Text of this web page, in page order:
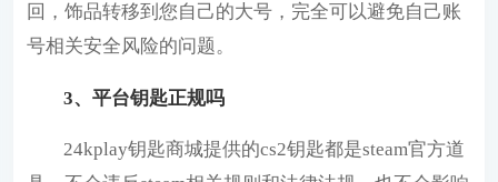
回，饰品转移到您自己的大号，完全可以避免自己账
号相关安全风险的问题。
3、平台钥匙正规吗
24kplay钥匙商城提供的cs2钥匙都是steam官方道